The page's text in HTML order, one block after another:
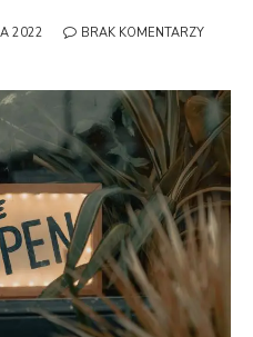
2022
BRAK KOMENTARZY